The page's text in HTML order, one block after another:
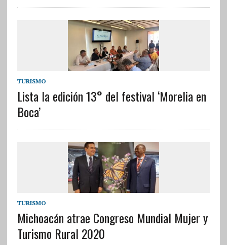
TURISMO
Lista la edición 13° del festival ‘Morelia en
Boca’
TURISMO
Michoacán atrae Congreso Mundial Mujer y
Turismo Rural 2020